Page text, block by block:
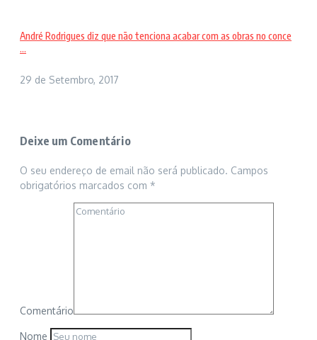
André Rodrigues diz que não tenciona acabar com as obras no conce
...
29 de Setembro, 2017
Deixe um Comentário
O seu endereço de email não será publicado. Campos
obrigatórios marcados com *
Comentário
Nome